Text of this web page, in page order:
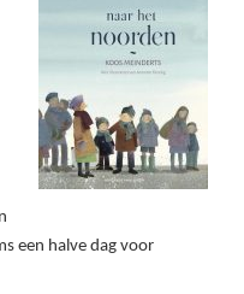
een halve dag voor